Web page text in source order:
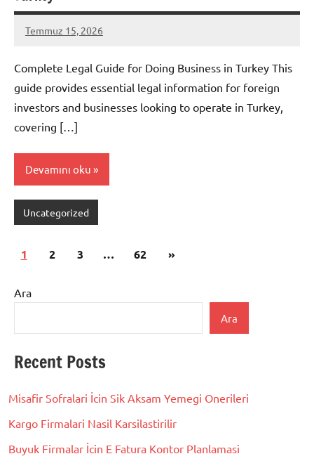
Temmuz 15, 2026
admin
Yorum
Complete Legal Guide for Doing Business in Turkey This
guide provides essential legal information for foreign
investors and businesses looking to operate in Turkey,
covering […]
Devamını oku
Uncategorized
Yazı
1 2 3 … 62
Sonraki
»
Ara
Ara
Recent Posts
Misafir Sofralari İcin Sik Aksam Yemegi Onerileri
Kargo Firmalari Nasil Karsilastirilir
Buyuk Firmalar İcin E Fatura Kontor Planlamasi